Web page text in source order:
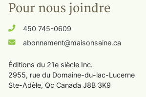
Pour nous joindre
450 745-0609
abonnement@maisonsaine.ca
Éditions du 21e siècle Inc.
2955, rue du Domaine-du-lac-Lucerne
Ste-Adèle, Qc Canada J8B 3K9